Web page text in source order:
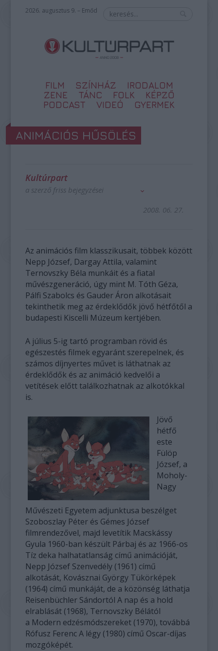
2026. augusztus 9. – Emőd
FILM SZÍNHÁZ
IRODALOM
ZENE
TÁNC FOLK
KÉPZŐ
PODCAST
VIDEÓ GYERMEK
ANIMÁCIÓS HŰSÖLÉS
Kultúrpart
a szerző friss bejegyzései
2008. 06. 27.
Az animációs film klasszikusait, többek között
Nepp József, Dargay Attila, valamint
Ternovszky Béla munkáit és a fiatal
művészgeneráció, úgy mint M. Tóth Géza,
Pálfi Szabolcs és Gauder Áron alkotásait
tekinthetik meg az érdeklődők jövő hétfőtől a
budapesti Kiscelli Múzeum kertjében.
A július 5-ig tartó programban rövid és
egészestés filmek egyaránt szerepelnek, és
számos díjnyertes művet is láthatnak az
érdeklődők és az animáció kedvelői a
vetítések előtt találkozhatnak az alkotókkal
is.
Jövő
hétfő
este
Fülöp
József, a
Moholy-
Nagy
Művészeti Egyetem adjunktusa beszélget
Szoboszlay Péter és Gémes József
filmrendezővel, majd levetítik Macskássy
Gyula 1960-ban készült Párbaj és az 1966-os
Tíz deka halhatatlanság című animációját,
Nepp József Szenvedély (1961) című
alkotását, Kovásznai György Tükörképek
(1964) című munkáját, de a közönség láthatja
Reisenbüchler Sándortól A nap és a hold
elrablását (1968), Ternovszky Bélától
a Modern edzésmódszereket (1970), továbbá
Rófusz Ferenc A légy (1980) című Oscar-díjas
mozgóképét.